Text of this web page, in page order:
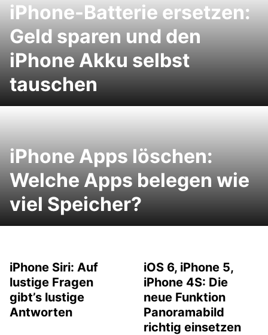
iPhone-Batterie ersetzen:
Geld sparen und den
iPhone Akku selbst
tauschen
iPhone Apps löschen:
Welche Apps belegen wie
viel Speicher?
iPhone Siri: Auf
lustige Fragen
gibt’s lustige
Antworten
iOS 6, iPhone 5,
iPhone 4S: Die
neue Funktion
Panoramabild
richtig einsetzen